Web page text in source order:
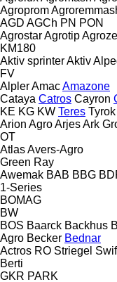
Agroprom
AGD AGCh PN PON
AgrostarAgrotip
KM180
Aktiv sprinterAktiv
FV
AlplerAmacAmazone
Cataya Catros Cayron
KE KG KW Teres Tyrok
Arion AgroArjesArk
OT
AtlasAvers-Agro
Green Ray
Awemak BAB BBG
1-Series
BOMAG
BW
BOS Baarck Backhus
Agro Becker Bednar
Actros RO Striegel
Berti
GKR PARK